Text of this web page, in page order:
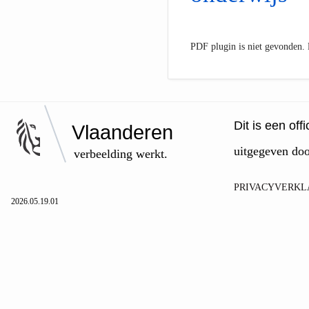
PDF plugin is niet gevonden.
Vlaanderen
verbeelding werkt.
Dit is een
uitgegeven
2026.05.19.01